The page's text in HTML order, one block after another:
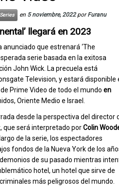
Series en 5 noviembre, 2022 porFuranu
llegará en 2023
anunciado que estrenará ‘The
serie basada en la exitosa
John Wick. La precuela está
Television, y estará disponible
Prime Video de todo el mundo en
Oriente Medio e Israel.
desde la perspectiva del director
que será interpretado porColin
de la serie, los espectadores
fondos de la Nueva York de los
de su pasado mientras
hotel, un hotel que sirve de
más peligrosos del mundo.